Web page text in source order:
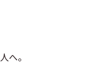
へ。